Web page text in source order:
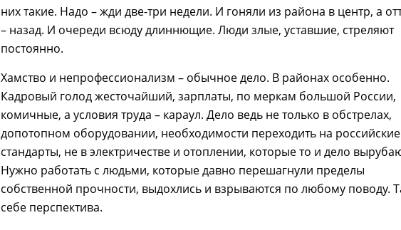
них такие. Надо – жди две-три недели. И гоняли из района в центр, а
– назад. И очереди всюду длиннющие. Люди злые, уставшие, стреляют
постоянно.
Хамство и непрофессионализм – обычное дело. В районах особенно.
Кадровый голод жесточайший, зарплаты, по меркам большой России,
комичные, а условия труда – караул. Дело ведь не только в обстрелах,
допотопном оборудовании, необходимости переходить на российские
стандарты, не в электричестве и отоплении, которые то и дело
Нужно работать с людьми, которые давно перешагнули пределы
собственной прочности, выдохлись и взрываются по любому поводу.
себе перспектива.